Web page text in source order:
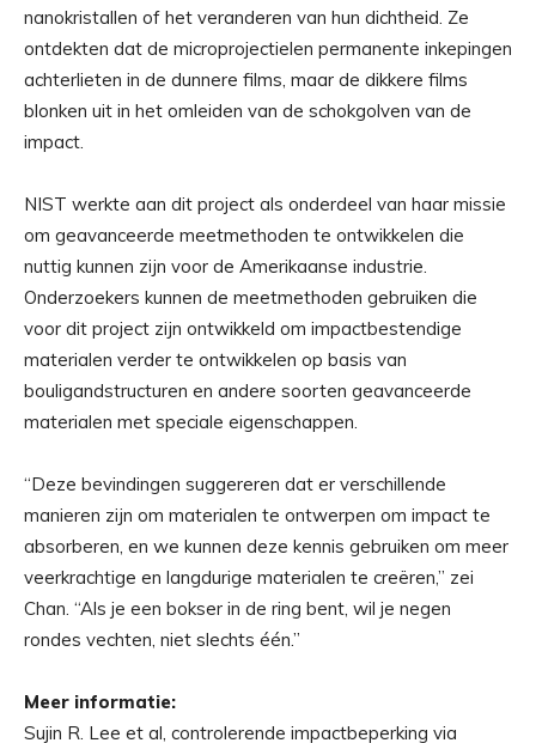
nanokristallen of het veranderen van hun dichtheid. Ze
ontdekten dat de microprojectielen permanente inkepingen
achterlieten in de dunnere films, maar de dikkere films
blonken uit in het omleiden van de schokgolven van de
impact.
NIST werkte aan dit project als onderdeel van haar missie
om geavanceerde meetmethoden te ontwikkelen die
nuttig kunnen zijn voor de Amerikaanse industrie.
Onderzoekers kunnen de meetmethoden gebruiken die
voor dit project zijn ontwikkeld om impactbestendige
materialen verder te ontwikkelen op basis van
bouligandstructuren en andere soorten geavanceerde
materialen met speciale eigenschappen.
“Deze bevindingen suggereren dat er verschillende
manieren zijn om materialen te ontwerpen om impact te
absorberen, en we kunnen deze kennis gebruiken om meer
veerkrachtige en langdurige materialen te creëren,” zei
Chan. “Als je een bokser in de ring bent, wil je negen
rondes vechten, niet slechts één.”
Meer informatie:
Sujin R. Lee et al, controlerende impactbeperking via